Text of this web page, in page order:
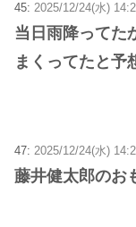
45: 2025/12/24(水)
当日雨降ってた
まくってたと予
47: 2025/12/24(水)
藤井健太郎のお